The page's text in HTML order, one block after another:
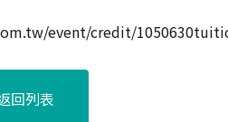
event/credit/
回列表